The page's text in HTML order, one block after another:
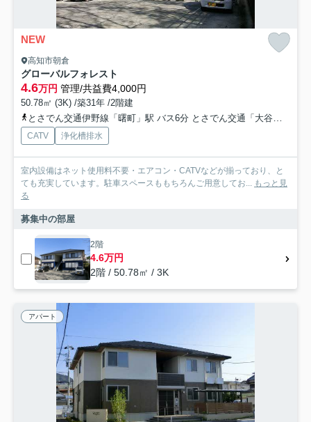
NEW
高知市朝倉
グローバルフォレスト
4.6万円 管理/共益費4,000円
50.78㎡ (3K) /築31年 /2階建
とさでん交通伊野線「曙町」駅 バス6分 とさでん交通「大谷口（高知県）」 停歩13分
CATV 浄化槽排水
室内設備はネット使用料不要・エアコン・CATVなどが揃っており、と
ても充実しています。駐車スペースももちろんご用意してお... もっと見
る
募集中の部屋
2階
4.6万円
2階 / 50.78㎡ / 3K
アパート